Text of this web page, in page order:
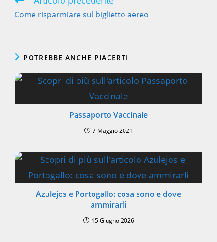
articoli
Come risparmiare sul biglietto aereo
POTREBBE ANCHE PIACERTI
Passaporto Vaccinale
7 Maggio 2021
Azulejos e Portogallo: cosa sono e dove
ammirarli
15 Giugno 2026